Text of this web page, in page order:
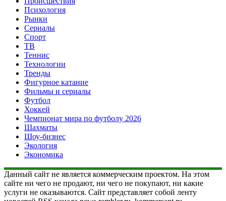
Психология
Рынки
Сериалы
Спорт
ТВ
Теннис
Технологии
Тренды
Фигурное катание
Фильмы и сериалы
Футбол
Хоккей
Чемпионат мира по футболу 2026
Шахматы
Шоу-бизнес
Экология
Экономика
Данный сайт не является коммерческим проектом. На этом
сайте ни чего не продают, ни чего не покупают, ни какие
услуги не оказываются. Сайт представляет собой ленту